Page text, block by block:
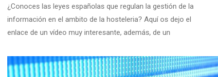
¿Conoces las leyes españolas que regulan la gestión de la
información en el ambito de la hosteleria? Aquí os dejo el
enlace de un vídeo muy interesante, además, de un